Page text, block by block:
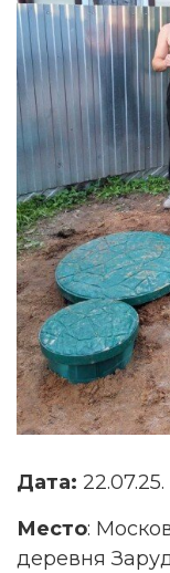
Дата: 22.07.25.
Место:
деревня